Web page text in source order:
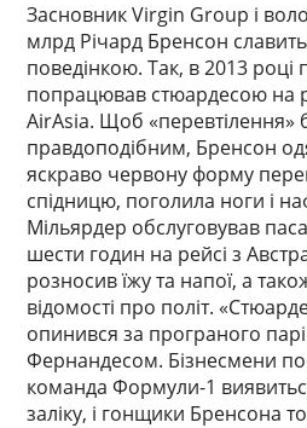
Засновник Virgin Group і
млрд Річард Бренсон
поведінкою. Так, в 2013 році
попрацював стюардесою на
AirAsia. Щоб «перевтілення»
правдоподібним, Бренсон
яскраво червону форму
спідницю, поголила ноги і
Мільярдер обслуговував
шести годин на рейсі з
розносив їжу та напої, а
відомості про політ.
опинився за програного
Фернандесом. Бізнесмени
команда Формули-1
заліку, і гонщики Бренсона